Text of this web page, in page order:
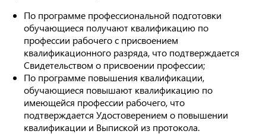
По программе профессиональной подготовки
обучающиеся получают квалификацию по
профессии рабочего с присвоением
квалификационного разряда, что подтверждается
Свидетельством о присвоении профессии;
По программе повышения квалификации,
обучающиеся повышают квалификацию по
имеющейся профессии рабочего, что
подтверждается Удостоверением о повышении
квалификации и Выпиской из протокола.